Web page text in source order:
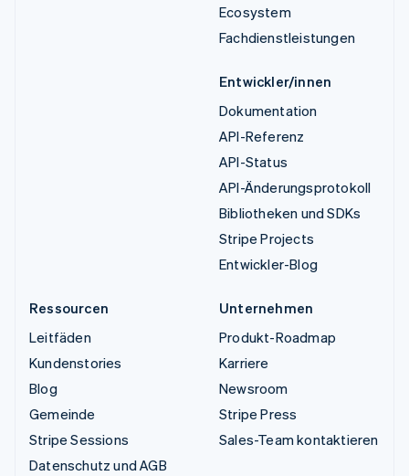
Ecosystem
Fachdienstleistungen
Entwickler/innen
Dokumentation
API-Referenz
API-Status
API-Änderungsprotokoll
Bibliotheken und SDKs
Stripe Projects
Entwickler-Blog
Ressourcen
Leitfäden
Kundenstories
Blog
Gemeinde
Stripe Sessions
Datenschutz und AGB
Unternehmen
Produkt-Roadmap
Karriere
Newsroom
Stripe Press
Sales-Team kontaktieren